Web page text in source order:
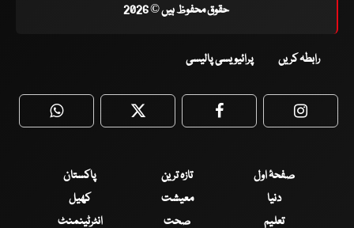
حقوق محفوظ ہیں © 2026
رابطہ کریں پرائیویسی پالیسی
WhatsApp Twitter Facebook
صفحۂ اول تازہ ترین
پاکستان
دنیا
معیشت
کھیل
تعلیم
صحت انٹرٹینمنٹ